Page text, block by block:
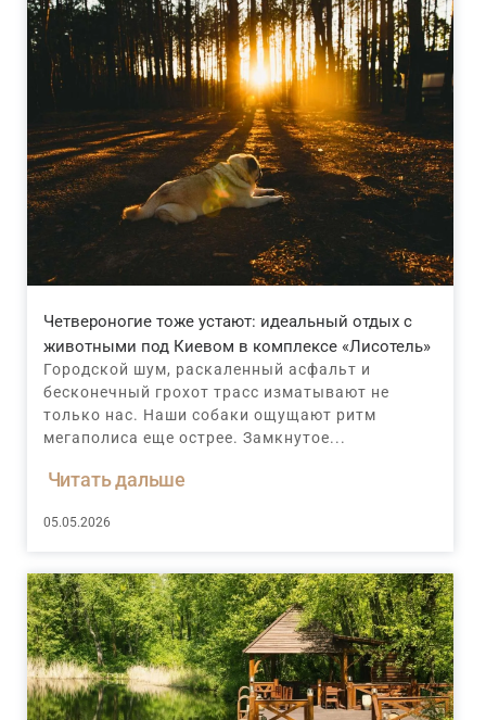
Четвероногие тоже устают: идеальный отдых с
животными под Киевом в комплексе «Лисотель»
Городской шум, раскаленный асфальт и
бесконечный грохот трасс изматывают не
только нас. Наши собаки ощущают ритм
мегаполиса еще острее. Замкнутое...
Читать дальше
05.05.2026